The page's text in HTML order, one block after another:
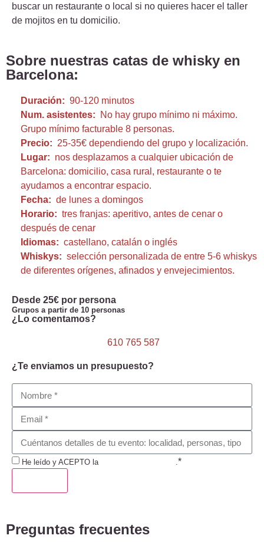
buscar un restaurante o local si no quieres hacer el taller
de mojitos en tu domicilio.
Sobre nuestras catas de whisky en
Barcelona:
Duración: 90-120 minutos
Num. asistentes: No hay grupo mínimo ni máximo.
Grupo mínimo facturable 8 personas.
Precio: 25-35€ dependiendo del grupo y localización.
Lugar: nos desplazamos a cualquier ubicación de
Barcelona: domicilio, casa rural, restaurante o te
ayudamos a encontrar espacio.
Fecha: de lunes a domingos
Horario: tres franjas: aperitivo, antes de cenar o
después de cenar
Idiomas: castellano, catalán o inglés
Whiskys: selección personalizada de entre 5-6 whiskys
de diferentes orígenes, afinados y envejecimientos.
Desde 25€ por persona
Grupos a partir de 10 personas
¿Lo comentamos?
610 765 587
¿Te enviamos un presupuesto?
He leído y ACEPTO la .*
Preguntas frecuentes